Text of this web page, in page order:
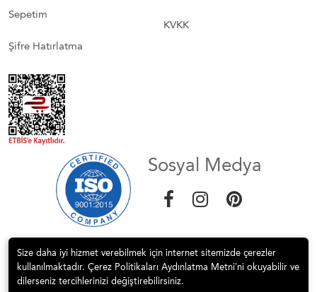
Sepetim
Şifre Hatırlatma
KVKK
Sosyal Medya
Size daha iyi hizmet verebilmek için internet sitemizde çerezler
kullanılmaktadır. Çerez Politikaları Aydınlatma Metni’ni okuyabilir ve
dilerseniz tercihlerinizi değiştirebilirsiniz.